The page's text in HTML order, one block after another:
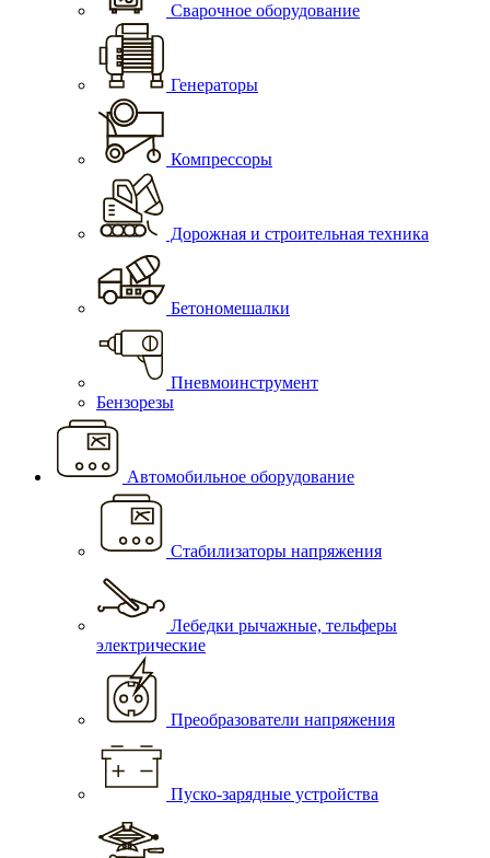
Сварочное оборудование
Генераторы
Компрессоры
Дорожная и строительная техника
Бетономешалки
Пневмоинструмент
Бензорезы
Автомобильное оборудование
Стабилизаторы напряжения
Лебедки рычажные, тельферы
электрические
Преобразователи напряжения
Пуско-зарядные устройства